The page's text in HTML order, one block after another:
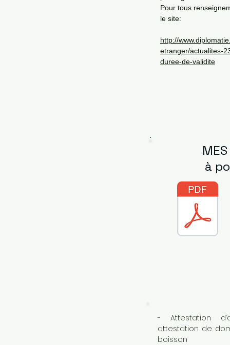
Pour tous
le site:
http://
etranger/actualites-
duree-de-validite
à
- Attestation
attestation de
boisson